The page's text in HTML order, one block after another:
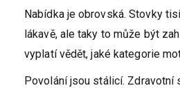
Nabídka je obrovská. Stovky
lákavě, ale taky to může být
vyplatí vědět, jaké kategorie
Povolání jsou stálicí. Zdravotní